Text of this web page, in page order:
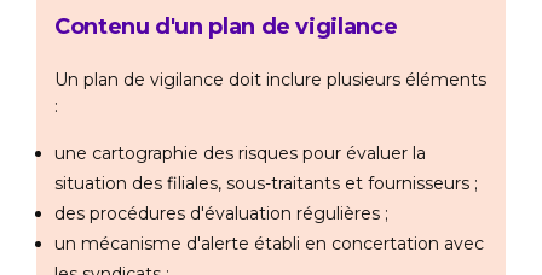
Contenu d'un plan de vigilance
Un plan de vigilance doit inclure plusieurs éléments
:
une cartographie des risques pour évaluer la
situation des filiales, sous-traitants et fournisseurs ;
des procédures d'évaluation régulières ;
un mécanisme d'alerte établi en concertation avec